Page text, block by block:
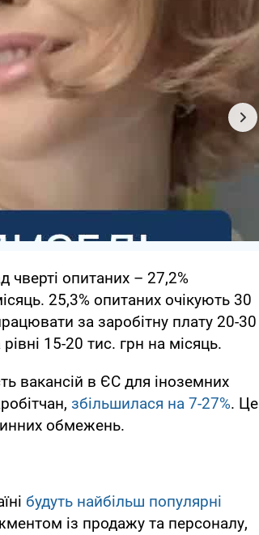
чверті опитаних – 27,2%
25,3% опитаних очікують 30
за заробітну плату 20-30
15-20 тис. грн на місяць.
вакансій в ЄС для іноземних
збільшилася на 7-27%. Це
обмежень.
будуть найбільш популярні
із продажу та персоналу,